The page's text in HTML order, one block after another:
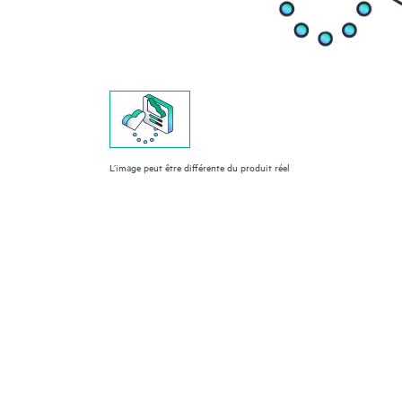
L’image peut être différente du produit réel